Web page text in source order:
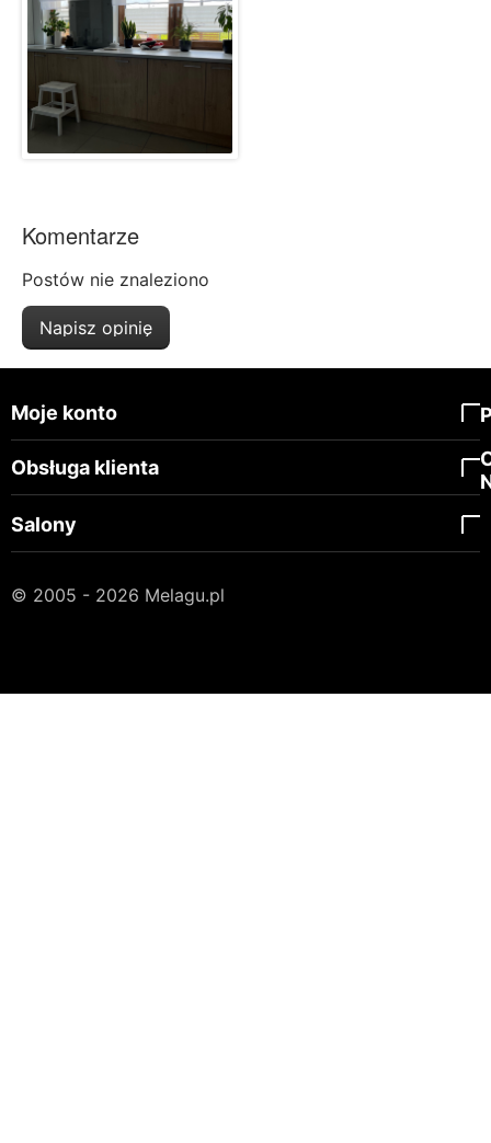
Komentarze
Postów nie znaleziono
Napisz opinię
Moje konto
Obsługa klienta
Salony
© 2005 - 2026 Melagu.pl